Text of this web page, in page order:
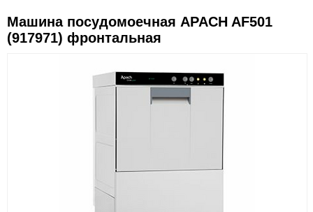
Машина посудомоечная APACH AF501
(917971) фронтальная